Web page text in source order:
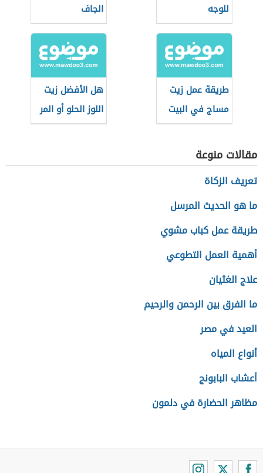
للوجه
الجاف
طريقة عمل زيت
مساج في البيت
هل الأفضل زيت
اللوز الحلو أو المر
للبشرة
مقالات منوعة
تعريف الزكاة
ما هو الحديث المرسل
طريقة عمل كباب مشوي
أهمية العمل التطوعي
علاج الغثيان
ما الفرق بين الرحمن والرحيم
العيد في مصر
أنواع المياه
أعشاب البابونج
مظاهر الحضارة في دلمون